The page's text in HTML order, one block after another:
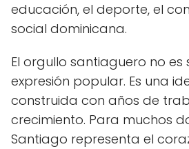
educación, el deporte, el
social dominicana.
El orgullo santiaguero no es
expresión popular. Es una
construida con años de
crecimiento. Para muchos
Santiago representa el